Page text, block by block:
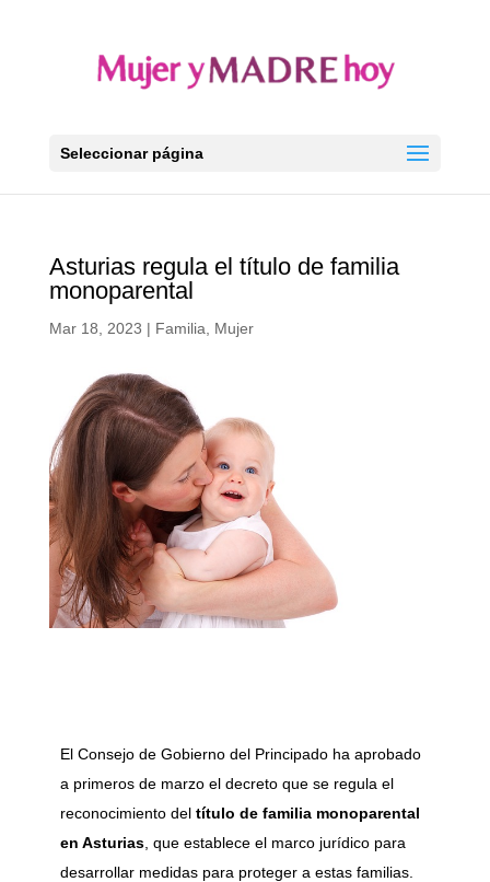
Seleccionar página
Asturias regula el título de familia
monoparental
Mar 18, 2023 | Familia Mujer
El Consejo de Gobierno del Principado ha aprobado
a primeros de marzo el decreto que se regula el
reconocimiento deltítulo de familia monoparental
en Asturias, que establece el marco jurídico para
desarrollar medidas para proteger a estas familias.